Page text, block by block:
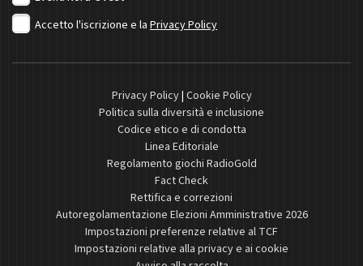
Accetto l'iscrizione e la Privacy Policy
Privacy Policy| Cookie Policy
Politica sulla diversità e inclusione
Codice etico e di condotta
Linea Editoriale
Regolamento giochi RadioGold
Fact Check
Rettifica e correzioni
Autoregolamentazione Elezioni Amministrative 2026
Impostazioni preferenze relative al TCF
Impostazioni relative alla privacy e ai cookie